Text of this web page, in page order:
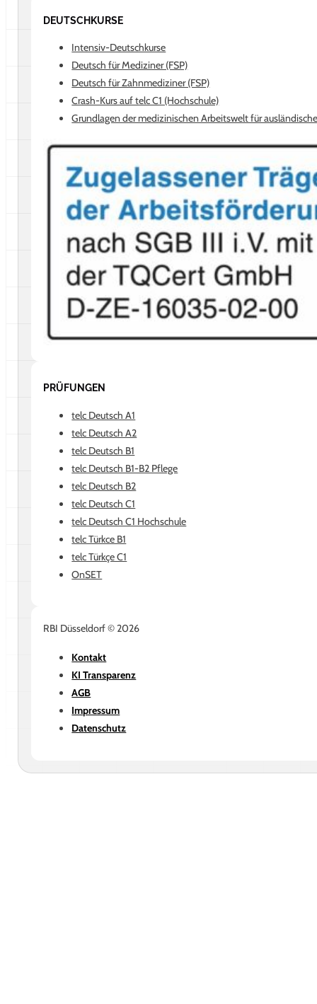
Bewertungen auf ProvenExpert.com
Erfahren Sie mehr über dieses Bewertungssiegel
05.08.2025
Profil ansehen
DEUTSCHKURSE
Intensiv-Deutschkurse
Deutsch für Mediziner (FSP)
Deutsch für Zahnmediziner (FSP)
Crash-Kurs auf telc C1 (Hochschule)
Grundlagen der medizinischen Arbeitswelt für
PRÜFUNGEN
telc Deutsch A1
telc Deutsch A2
telc Deutsch B1
telc Deutsch B1-B2 Pflege
telc Deutsch B2
telc Deutsch C1
telc Deutsch C1 Hochschule
telc Türkce B1
telc Türkçe C1
OnSET
RBI Düsseldorf © 2026
Kontakt
KI Transparenz
AGB
Impressum
Datenschutz